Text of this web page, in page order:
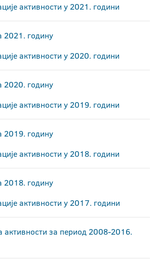
активности у 2021. години
2021. годину
активности у 2020. години
2020. годину
активности у 2019. години
2019. годину
активности у 2018. години
2018. годину
активности у 2017. години
активности за период 2008-2016.